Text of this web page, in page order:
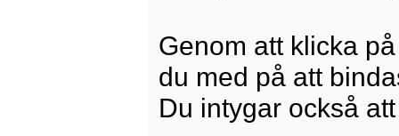
Genom att klicka
du med på att
Du intygar också